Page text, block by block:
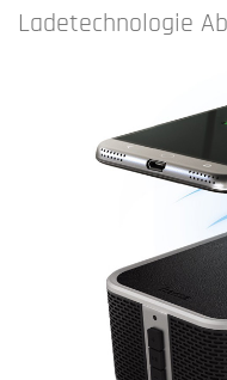
Ladetechnologie